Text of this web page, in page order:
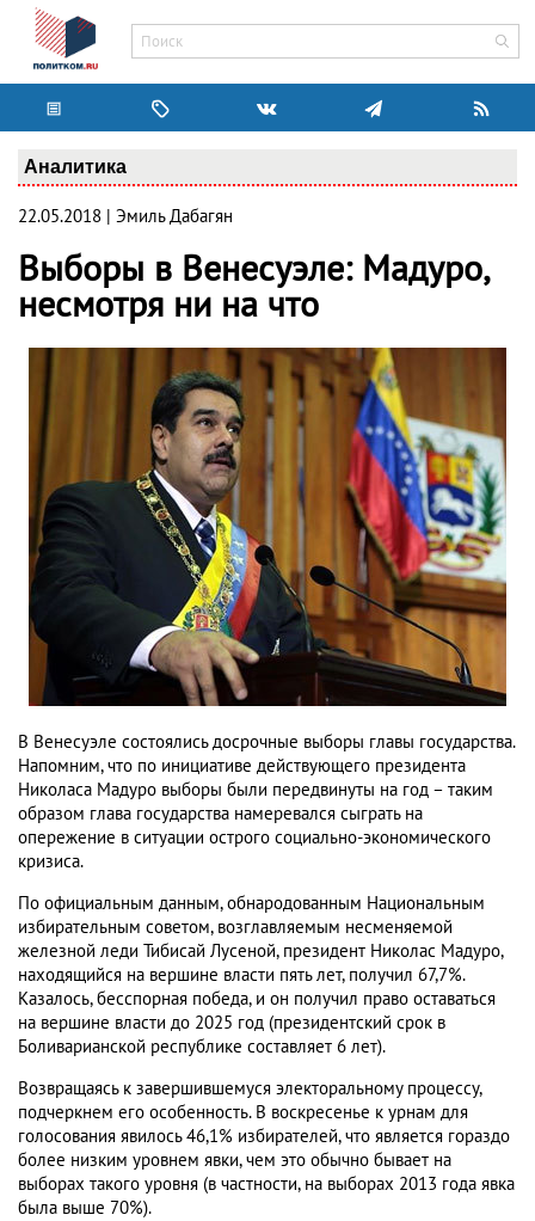
Аналитика
22.05.2018 | Эмиль Дабагян
Выборы в Венесуэле: Мадуро,
несмотря ни на что
В Венесуэле состоялись досрочные выборы главы государства.
Напомним, что по инициативе действующего президента
Николаса Мадуро выборы были передвинуты на год – таким
образом глава государства намеревался сыграть на
опережение в ситуации острого социально-экономического
кризиса.
По официальным данным, обнародованным Национальным
избирательным советом, возглавляемым несменяемой
железной леди Тибисай Лусеной, президент Николас Мадуро,
находящийся на вершине власти пять лет, получил 67,7%.
Казалось, бесспорная победа, и он получил право оставаться
на вершине власти до 2025 год (президентский срок в
Боливарианской республике составляет 6 лет).
Возвращаясь к завершившемуся электоральному процессу,
подчеркнем его особенность. В воскресенье к урнам для
голосования явилось 46,1% избирателей, что является гораздо
более низким уровнем явки, чем это обычно бывает на
выборах такого уровня (в частности, на выборах 2013 года явка
была выше 70%).